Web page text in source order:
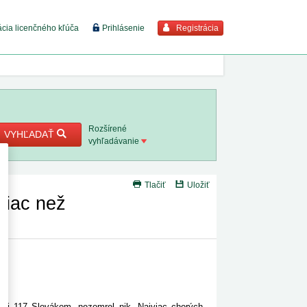
licenčného kľúča Prihlásenie Registrácia
viac
8. 2026
8.
8. 2026
8. 2026
VYHĽADAŤ
Rozšírené
vyhľadávanie
Tlačiť
Uložiť
než